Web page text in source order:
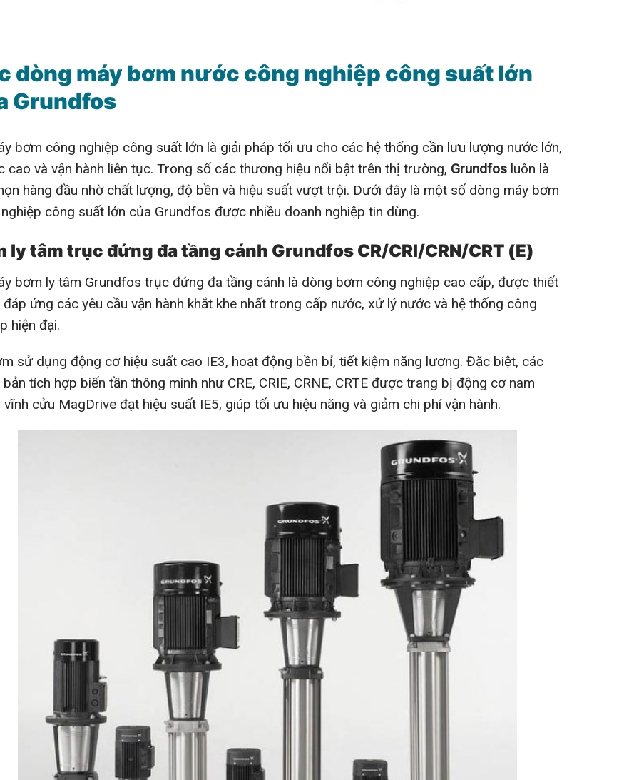
dòng máy bơm nước công nghiệp công suất lớn
Grundfos
bơm công nghiệp công suất lớn là giải pháp tối ưu cho các hệ thống cần lưu lượng nước lớn,
cao và vận hành liên tục. Trong số các thương hiệu nổi bật trên thị trường, Grundfos luôn là
hàng đầu nhờ chất lượng, độ bền và hiệu suất vượt trội. Dưới đây là một số dòng máy bơm
công suất lớn của Grundfos được nhiều doanh nghiệp tin dùng.
ly tâm trục đứng đa tầng cánh Grundfos CR/CRI/CRN/CRT (E)
bơm ly tâm Grundfos trục đứng đa tầng cánh là dòng bơm công nghiệp cao cấp, được thiết
đáp ứng các yêu cầu vận hành khắt khe nhất trong cấp nước, xử lý nước và hệ thống công
hiện đại.
sử dụng động cơ hiệu suất cao IE3, hoạt động bền bỉ, tiết kiệm năng lượng. Đặc biệt, các
bản tích hợp biến tần thông minh như CRE, CRIE, CRNE, CRTE được trang bị động cơ nam
vĩnh cửu MagDrive đạt hiệu suất IE5, giúp tối ưu hiệu năng và giảm chi phí vận hành.